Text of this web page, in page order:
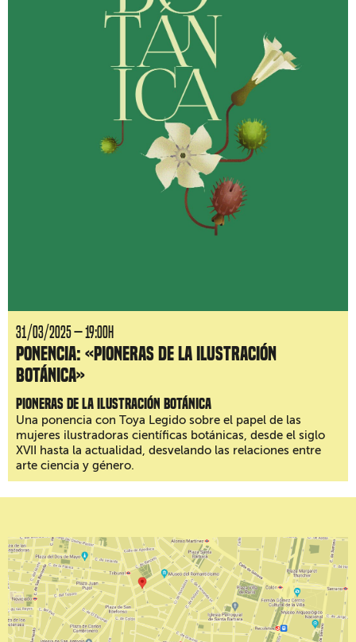
31/03/2025 — 19:00H
Ponencia: «Pioneras de la ilustración
botánica»
Pioneras de la ilustración botánica
Una ponencia con Toya Legido sobre el papel de las
mujeres ilustradoras científicas botánicas, desde el siglo
XVII hasta la actualidad, desvelando las relaciones entre
arte ciencia y género.